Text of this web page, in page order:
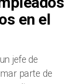
en el
jefe de
parte de